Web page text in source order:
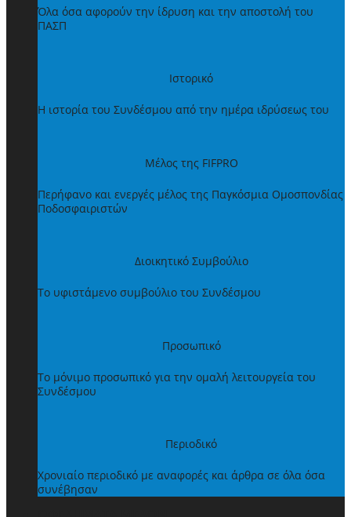
Όλα όσα αφορούν την ίδρυση και την αποστολή του
ΠΑΣΠ
Ιστορικό
Η ιστορία του Συνδέσμου από την ημέρα ιδρύσεως του
Μέλος της FIFPRO
Περήφανο και ενεργές μέλος της Παγκόσμια Ομοσπονδίας
Ποδοσφαιριστών
Διοικητικό Συμβούλιο
Το υφιστάμενο συμβούλιο του Συνδέσμου
Προσωπικό
Το μόνιμο προσωπικό για την ομαλή λειτουργεία του
Συνδέσμου
Περιοδικό
Χρονιαίο περιοδικό με αναφορές και άρθρα σε όλα όσα
συνέβησαν